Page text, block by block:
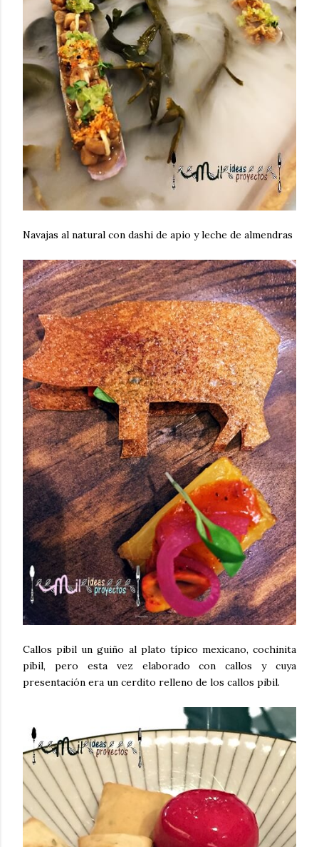
Navajas al natural con dashi de apio y leche de almendras
Callos pibil un guiño al plato típico mexicano, cochinita
pibil, pero esta vez elaborado con callos y cuya
presentación era un cerdito relleno de los callos pibil.